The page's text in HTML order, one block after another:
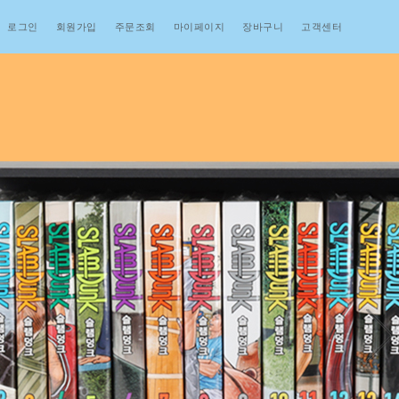
로그인 회원가입 주문조회 마이페이지 장바구니 고객센터